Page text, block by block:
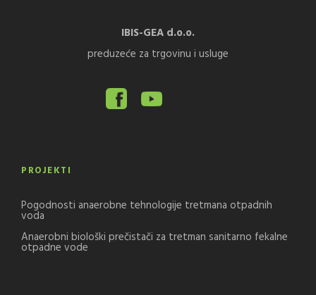
IBIS-GEA d.o.o.
preduzeće za trgovinu i usluge
PROJEKTI
Pogodnosti anaerobne tehnologije tretmana otpadnih
voda
Anaerobni biološki prečistači za tretman sanitarno fekalne
otpadne vode